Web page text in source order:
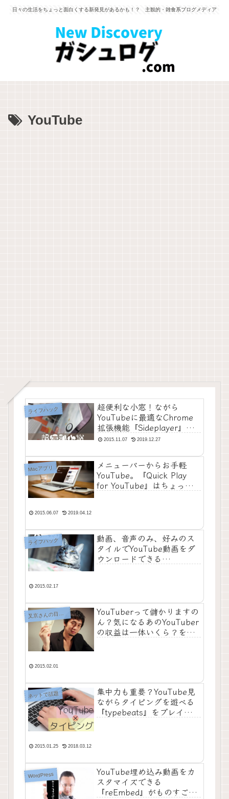
日々の生活をちょっと面白くする新発見があるかも！？ 主観的・雑食系ブログメディア
YouTube
ライフハック
超便利な小窓！ながら
YouTubeに最適なChrome
拡張機能『Sideplayer』が
超オススメ！
2015.11.07 2019.12.27
Macアプリ
メニューバーからお手軽
YouTube。『Quick Play
for YouTube』はちょっと
2015.06.07 2019.04.12
ライフハック
動画、音声のみ、好みのス
タイルでYouTube動画をダ
ウンロードできる
2015.02.17
叉
京さんの目がテン
YouTuberって儲かりますの
ん？気になるあのYouTuber
の収益は一体いくら？を
2015.02.01
ネットで話題
集中力も重要？YouTube見
ながらタイピングを遊べる
『typebeats』をプレイして
2015.01.25 2018.03.12
WordPress
YouTube埋め込み動画をカ
スタマイズできる
『reEmbed』がものすごい